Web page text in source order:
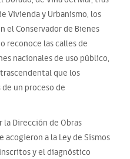
Vivienda y Urbanismo, los
el Conservador de Bienes
reconoce las calles de
nacionales de uso público,
que los
un proceso de
la Dirección de Obras
acogieron a la Ley de Sismos
y el diagnóstico